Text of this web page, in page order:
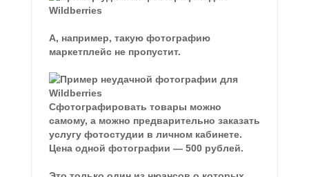
А, например, такую фотографию
маркетплейс не пропустит.
Сфотографировать товары можно
самому, а можно предварительно заказать
услугу фотостудии в личном кабинете.
Цена одной фотографии — 500 рублей.